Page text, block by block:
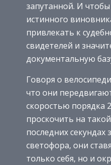
запутанной. И
истинного
привлекать к
свидетелей и
документальную
Говоря о
что они
скоростью порядка
проскочить на
последних секундах
светофора, они
только себя, но и